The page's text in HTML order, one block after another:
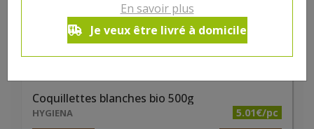
En savoir plus
Je veux être livré à domicile
Coquillettes blanches bio 500g
HYGIENA 5.01€/pc